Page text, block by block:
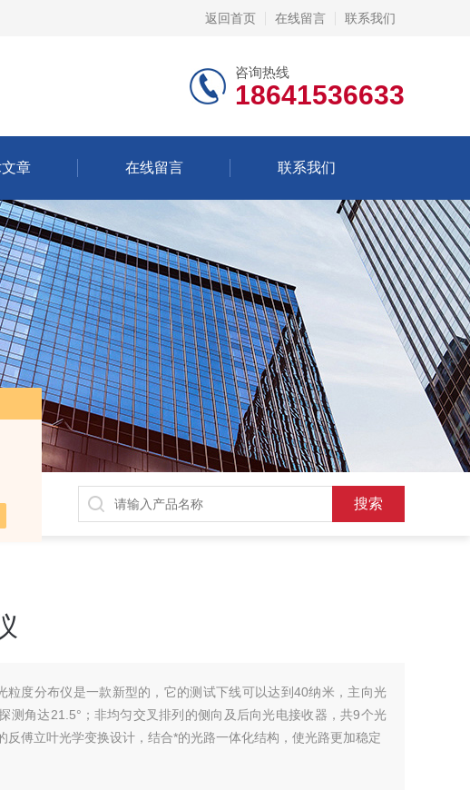
返回首页 在线留言 联系我们
咨询热线
18641536633
章 在线留言 联系我们
粒度分布仪是一款新型的，它的测试下线可以达到40纳米，主向光
测角达21.5°；非均匀交叉排列的侧向及后向光电接收器，共9个光
反傅立叶光学变换设计，结合*的光路一体化结构，使光路更加稳定